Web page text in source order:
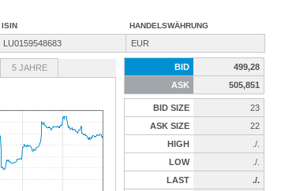
ISIN HANDELSWÄHRUNG
LU0159548683 EUR
5 JAHRE BID
499,28
ASK
505,851
BID SIZE
23
ASK SIZE
22
HIGH
./.
LOW
./.
LAST
./.